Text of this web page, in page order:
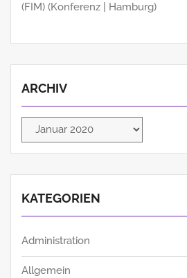
(FIM) (Konferenz | Hamburg)
ARCHIV
Archiv
KATEGORIEN
Administration
Allgemein